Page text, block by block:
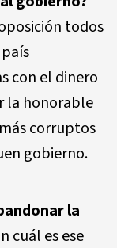
todos
con el dinero
la honorable
corruptos
gobierno.
la
cuál es ese